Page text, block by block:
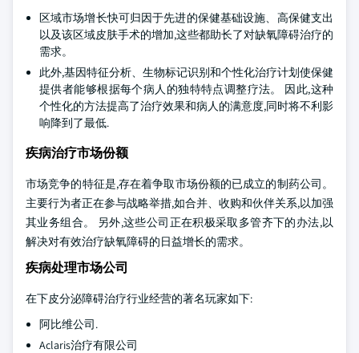
区域市场增长快可归因于先进的保健基础设施、高保健支出
以及该区域皮肤手术的增加,这些都助长了对缺氧障碍治疗的
需求。
此外,基因特征分析、生物标记识别和个性化治疗计划使保健
提供者能够根据每个病人的独特特点调整疗法。 因此,这种
个性化的方法提高了治疗效果和病人的满意度,同时将不利影
响降到了最低.
疾病治疗市场份额
市场竞争的特征是,存在着争取市场份额的已成立的制药公司。
主要行为者正在参与战略举措,如合并、收购和伙伴关系,以加强
其业务组合。 另外,这些公司正在积极采取多管齐下的办法,以
解决对有效治疗缺氧障碍的日益增长的需求。
疾病处理市场公司
在下皮分泌障碍治疗行业经营的著名玩家如下:
阿比维公司.
Aclaris治疗有限公司